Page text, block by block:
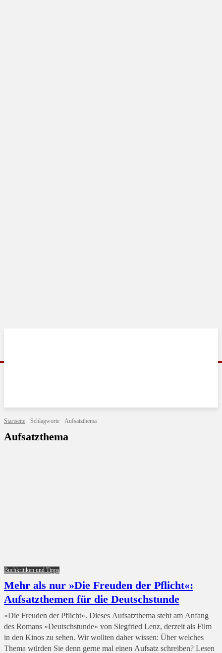
Startseite Schlagworte Aufsatzthema
Aufsatzthema
Buchkritiken und Tipps
Mehr als nur »Die Freuden der Pflicht«:
Aufsatzthemen für die Deutschstunde
»Die Freuden der Pflicht«. Dieses Aufsatzthema steht am Anfang
des Romans »Deutschstunde« von Siegfried Lenz, derzeit als Film
in den Kinos zu sehen. Wir wollten daher wissen: Über welches
Thema würden Sie denn gerne mal einen Aufsatz schreiben? Lesen